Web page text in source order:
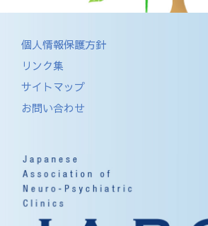
個人情報保護方針
リンク集
サイトマップ
お問い合わせ